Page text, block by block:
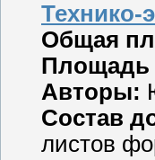
Технико-
Общая
Площадь
Авторы:
Состав
листов